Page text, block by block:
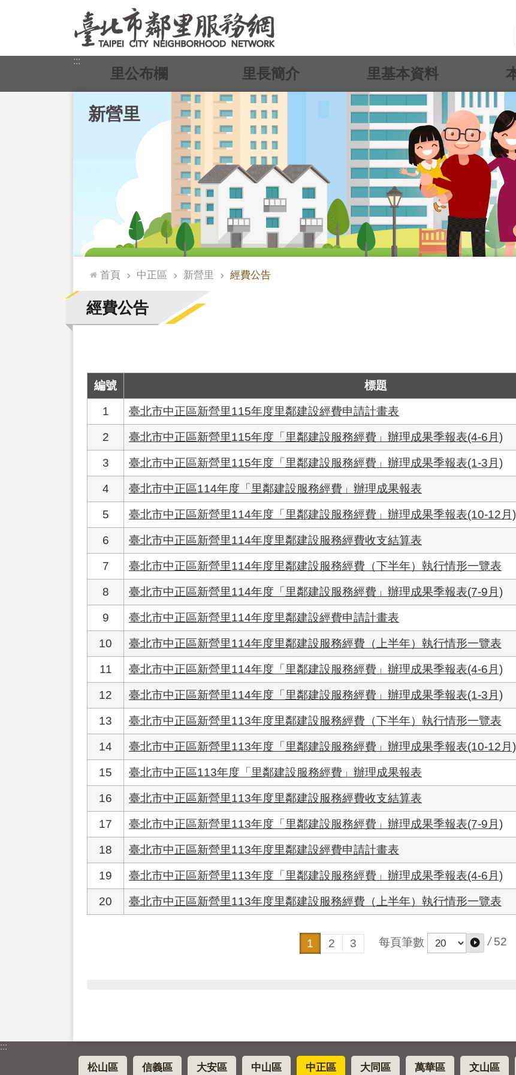
:::
新營里
里公布欄 里長簡介 里基本資料
::: 首頁 中正區 新營里 經費公告
經費公告
編號 標題
1 臺北市中正區新營里115年度里鄰建設經費申請計畫表
2 臺北市中正區新營里115年度「里鄰建設服務經費」辦理成果季報表(4-6月)
3 臺北市中正區新營里115年度「里鄰建設服務經費」辦理成果季報表(1-3月)
4 臺北市中正區114年度「里鄰建設服務經費」辦理成果報表
5 臺北市中正區新營里114年度「里鄰建設服務經費」辦理成果季報表(10-12月)
6 臺北市中正區新營里114年度里鄰建設服務經費收支結算表
7 臺北市中正區新營里114年度里鄰建設服務經費（下半年）執行情形一覽表
8 臺北市中正區新營里114年度「里鄰建設服務經費」辦理成果季報表(7-9月)
9 臺北市中正區新營里114年度里鄰建設經費申請計畫表
10 臺北市中正區新營里114年度里鄰建設服務經費（上半年）執行情形一覽表
11 臺北市中正區新營里114年度「里鄰建設服務經費」辦理成果季報表(4-6月)
12 臺北市中正區新營里114年度「里鄰建設服務經費」辦理成果季報表(1-3月)
13 臺北市中正區新營里113年度里鄰建設服務經費（下半年）執行情形一覽表
14 臺北市中正區新營里113年度「里鄰建設服務經費」辦理成果季報表(10-12月)
15 臺北市中正區113年度「里鄰建設服務經費」辦理成果報表
16 臺北市中正區新營里113年度里鄰建設服務經費收支結算表
17 臺北市中正區新營里113年度「里鄰建設服務經費」辦理成果季報表(7-9月)
18 臺北市中正區新營里113年度里鄰建設經費申請計畫表
19 臺北市中正區新營里113年度「里鄰建設服務經費」辦理成果季報表(4-6月)
20 臺北市中正區新營里113年度里鄰建設服務經費（上半年）執行情形一覽表
1 2 3 每頁筆數 / 52
:::
松山區 信義區 大安區 中山區 中正區 大同區 萬華區 文山區